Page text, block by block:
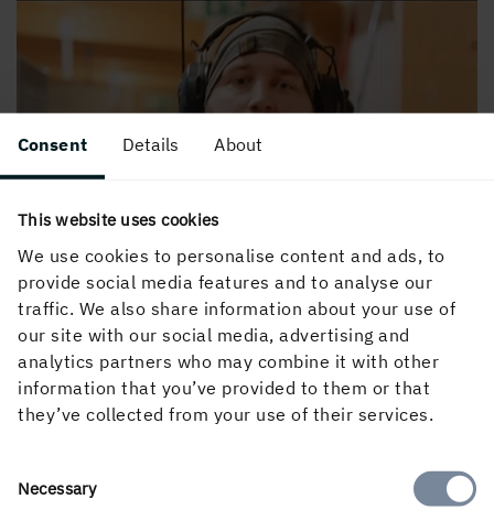
Consent Details About
This website uses cookies
We use cookies to personalise content and ads, to
provide social media features and to analyse our
traffic. We also share information about your use of
our site with our social media, advertising and
analytics partners who may combine it with other
information that you’ve provided to them or that
they’ve collected from your use of their services.
Consent
Necessary
"Jag har lärt mig jättemycket."
jobb och varför han trivs så bra på Linghems Sågverk.